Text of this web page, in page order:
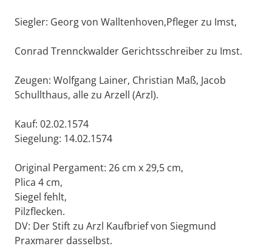
Siegler: Georg von Walltenhoven,Pfleger zu Imst,
Conrad Trennckwalder Gerichtsschreiber zu Imst.
Zeugen: Wolfgang Lainer, Christian Maß, Jacob
Schullthaus, alle zu Arzell (Arzl).
Kauf: 02.02.1574
Siegelung: 14.02.1574
Original Pergament: 26 cm x 29,5 cm,
Plica 4 cm,
Siegel fehlt,
Pilzflecken.
DV: Der Stift zu Arzl Kaufbrief von Siegmund
Praxmarer dasselbst.